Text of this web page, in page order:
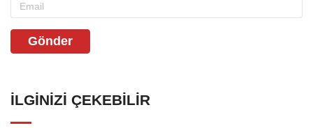
Gönder
İLGINIZI ÇEKEBILIR